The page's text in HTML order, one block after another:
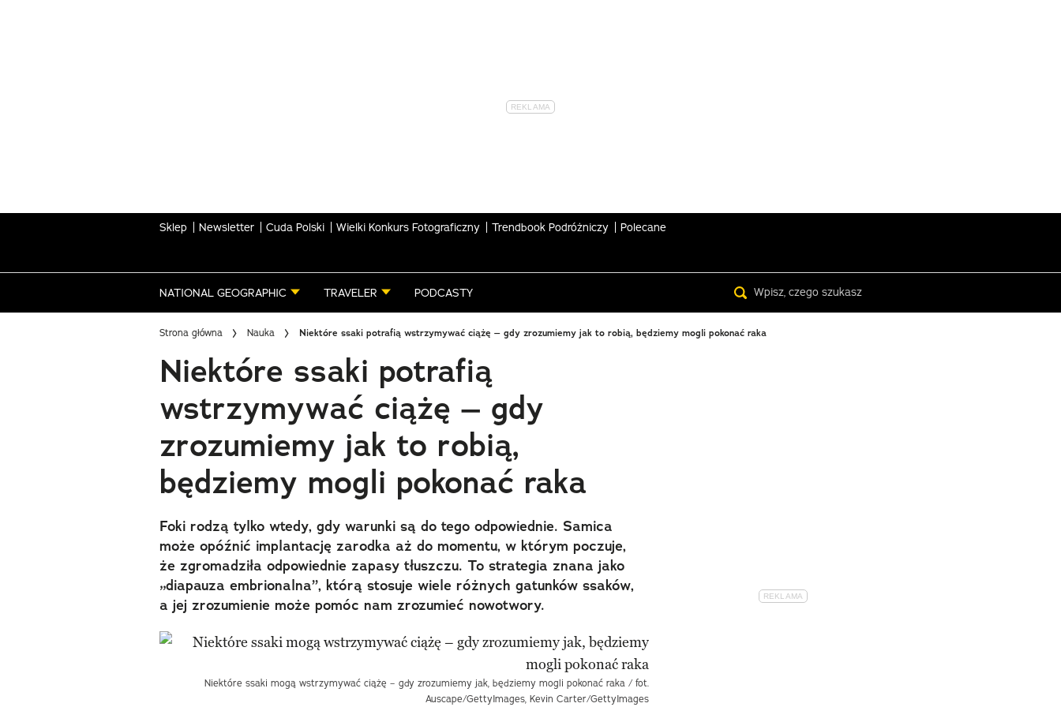
Sklep Newsletter Cuda Polski Wielki Konkurs Fotograficzny Trendbook Podróżniczy Polecane
NATIONAL GEOGRAPHIC TRAVELER PODCASTY
Strona główna Nauka Niektóre ssaki potrafią wstrzymywać ciążę – gdy zrozumiemy jak to robią, będziemy mogli pokonać raka
Niektóre ssaki potrafią
wstrzymywać ciążę – gdy
zrozumiemy jak to robią,
będziemy mogli pokonać raka
Foki rodzą tylko wtedy, gdy warunki są do tego odpowiednie. Samica
może opóźnić implantację zarodka aż do momentu, w którym poczuje,
że zgromadziła odpowiednie zapasy tłuszczu. To strategia znana jako
„diapauza embrionalna”, którą stosuje wiele różnych gatunków ssaków,
a jej zrozumienie może pomóc nam zrozumieć nowotwory.
Niektóre ssaki mogą wstrzymywać ciążę – gdy zrozumiemy jak, będziemy mogli pokonać raka / fot.
Auscape/GettyImages, Kevin Carter/GettyImages